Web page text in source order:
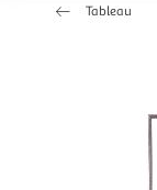
Aller
Tableau